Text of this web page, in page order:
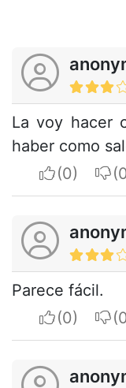
La voy hacer
haber como
I
I
Parece fácil.
I
I